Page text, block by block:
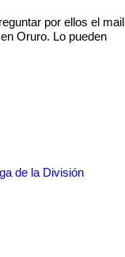
por ellos el mail
Oruro. Lo pueden
de la División